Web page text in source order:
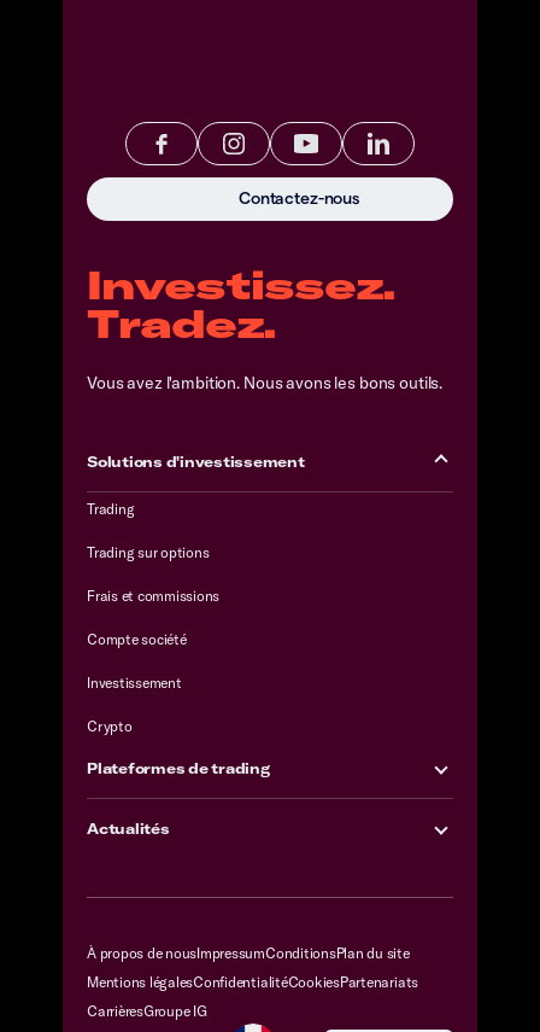
Investissez.
Tradez.
Vous avez l'ambition. Nous avons les bons outils.
Solutions d'investissement
Trading
Trading sur options
Frais et commissions
Compte société
Investissement
Crypto
Plateformes de trading
Actualités
À propos de nousImpressumConditionsPlan du site
Mentions légalesConfidentialitéCookiesPartenariats
CarrièresGroupe IG